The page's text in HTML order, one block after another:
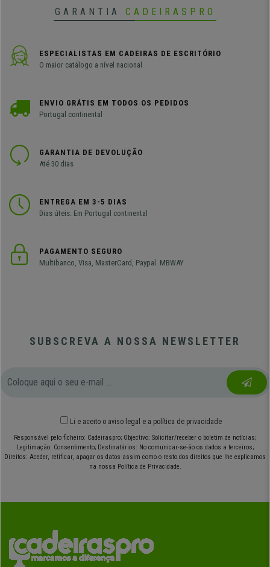
GARANTIA CADEIRASPRO
ESPECIALISTAS EM CADEIRAS DE ESCRITÓRIO
O maior catálogo a nível nacional
ENVIO GRÁTIS EM TODOS OS PEDIDOS
Portugal continental
GARANTIA DE DEVOLUÇÃO
Até 30 dias
ENTREGA EM 3-5 DIAS
Dias úteis. Em Portugal continental
PAGAMENTO SEGURO
Multibanco, Visa, MasterCard, Paypal. MBWAY
SUBSCREVA A NOSSA NEWSLETTER
Li e aceito o aviso legal e a política de privacidade
Responsável pelo ficheiro: Cadeiraspro; Objectivo: Solicitar/receber o boletim de notícias;
Legitimação: Consentimento; Destinatários: No comunicar-se-ão os dados a terceiros;
Direitos: Aceder, retificar, apagar os datos assim como o resto dos direitos que lhe explicamos
na nossa Política de Privacidade.